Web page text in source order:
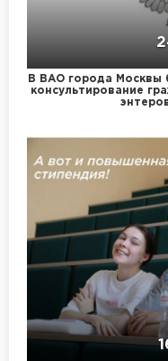
В ВАО города Москвы
консультирование